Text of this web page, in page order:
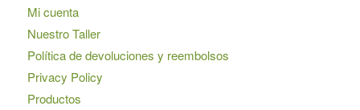
Mi cuenta
Nuestro Taller
Política de devoluciones y reembolsos
Privacy Policy
Productos